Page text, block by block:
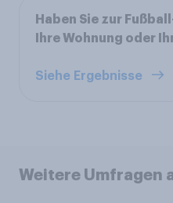
Haben Sie zur
Ihre Wohnung oder
Siehe Ergebnisse
Weitere Umfragen